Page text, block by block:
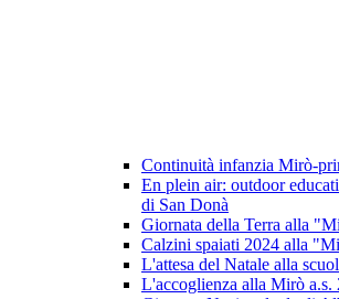
Continuità infanzia Mirò-
En plein air: outdoor
di San Donà
Giornata della Terra alla
Calzini spaiati 2024 alla
L'attesa del Natale alla
L'accoglienza alla Mirò a.s.